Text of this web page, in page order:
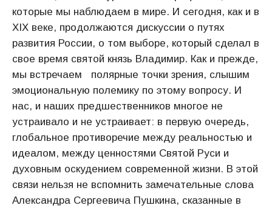
которые мы наблюдаем в мире. И сегодня, как и в
XIX веке, продолжаются дискуссии о путях
развития России, о том выборе, который сделал в
свое время святой князь Владимир. Как и прежде,
мы встречаем полярные точки зрения, слышим
эмоциональную полемику по этому вопросу. И
нас, и наших предшественников многое не
устраивало и не устраивает: в первую очередь,
глобальное противоречие между реальностью и
идеалом, между ценностями Святой Руси и
духовным оскудением современной жизни. В этой
связи нельзя не вспомнить замечательные слова
Александра Сергеевича Пушкина, сказанные в